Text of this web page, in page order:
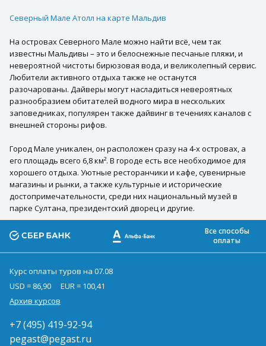
Северный Мале Атолл на карте Мальдив
На островах Северного Мале можно найти всё, чем так
известны Мальдивы – это и белоснежные песчаные пляжи, и
невероятной чистоты бирюзовая вода, и великолепный сервис.
Любители активного отдыха также не останутся
разочарованы. Дайверы могут насладиться невероятных
разнообразием обитателей водного мира в нескольких
заповедниках, популярен также дайвинг в течениях каналов с
внешней стороны рифов.
Город Мале уникален, он расположен сразу на 4-х островах, а
его площадь всего 6,8 км². В городе есть все необходимое для
хорошего отдыха. Уютные ресторанчики и кафе, сувенирные
магазины и рынки, а также культурные и исторические
достопримечательности, среди них национальный музей в
парке Султана, президентский дворец и другие.
Все способы
оплаты
Курс оплаты туров на 07.08
USD = 86,90
EUR = 100,41
Архив курсов
+7 (495) 419-92-94
pegast@pegast.ru